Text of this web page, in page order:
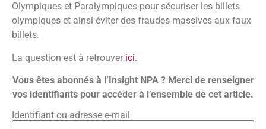
Olympiques et Paralympiques pour sécuriser les billets
olympiques et ainsi éviter des fraudes massives aux faux
billets.
La question est à retrouver ici.
Vous êtes abonnés à l’Insight NPA ? Merci de renseigner
vos identifiants pour accéder à l’ensemble de cet article.
Identifiant ou adresse e-mail